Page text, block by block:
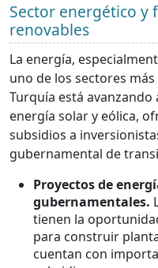
Sector energético y
renovables
La energía,
uno de los sectores
Turquía está
energía solar y eólica,
subsidios a
gubernamental de
Proyectos de
gubernamentales.
tienen la
para construir
cuentan con